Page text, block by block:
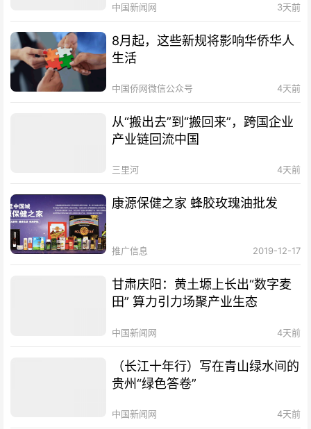
中国新闻网 3天前
8月起，这些新规将影响华侨华人
生活
中国侨网微信公众号 4天前
从“搬出去”到“搬回来”，跨国企业
产业链回流中国
三里河 4天前
康源保健之家 蜂胶玫瑰油批发
推广信息 2019-12-17
甘肃庆阳：黄土塬上长出“数字麦
田” 算力引力场聚产业生态
中国新闻网 4天前
（长江十年行）写在青山绿水间的
贵州“绿色答卷”
中国新闻网 4天前